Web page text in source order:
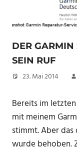
DER GARMIN
SEIN RUF
23. Mai 2014
Bereits im
mit meinem
stimmt. Aber
wurde behoben.